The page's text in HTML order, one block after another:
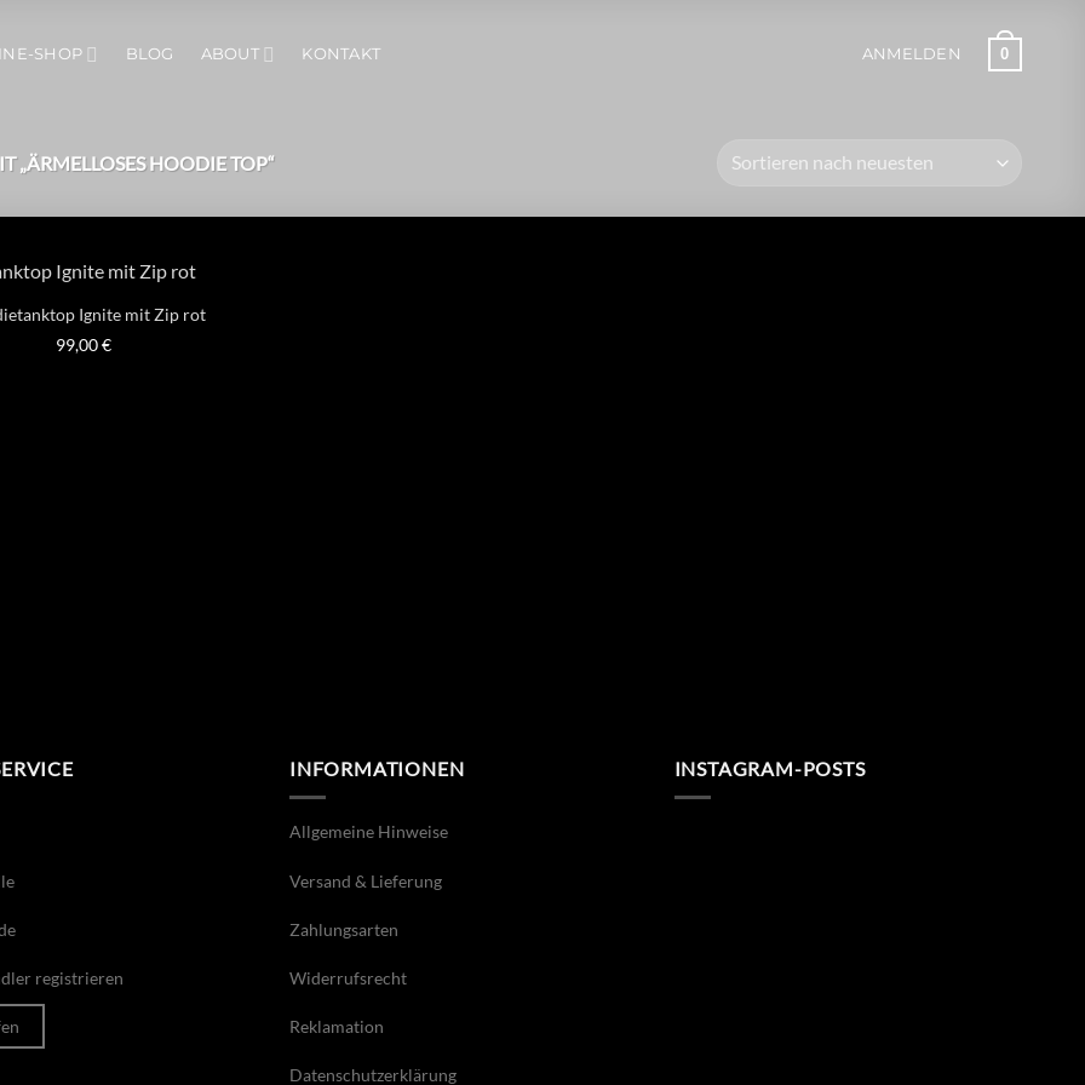
SHOP BLOG ABOUT KONTAKT ANMELDEN 0
„ÄRMELLOSES HOODIE TOP“
Ignite mit Zip rot
99,00€
registrieren
INFORMATIONEN
Allgemeine Hinweise
Versand & Lieferung
Zahlungsarten
Widerrufsrecht
Reklamation
Datenschutzerklärung
INSTAGRAM-POSTS